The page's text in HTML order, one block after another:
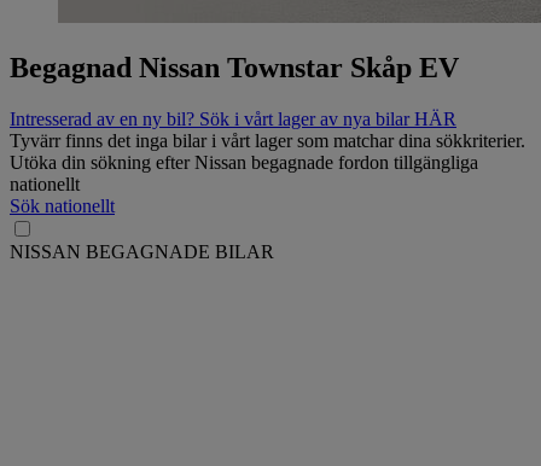
Begagnad Nissan Townstar Skåp EV
Intresserad av en ny bil? Sök i vårt lager av nya bilar HÄR
Tyvärr finns det inga bilar i vårt lager som matchar dina sökkriterier.
Utöka din sökning efter Nissan begagnade fordon tillgängliga
nationellt
Sök nationellt
NISSAN BEGAGNADE BILAR